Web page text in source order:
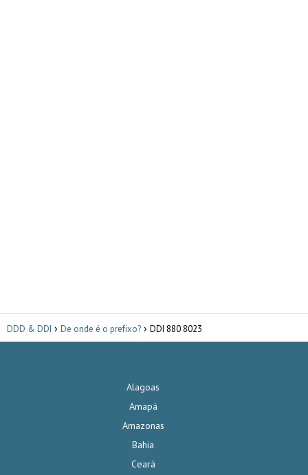
DDD & DDI De onde é o prefixo? DDI 880 8023
Alagoas
Amapá
Amazonas
Bahia
Ceará